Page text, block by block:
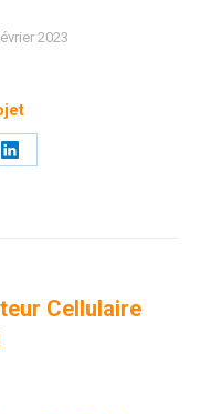
2023
Partager
Cellulaire